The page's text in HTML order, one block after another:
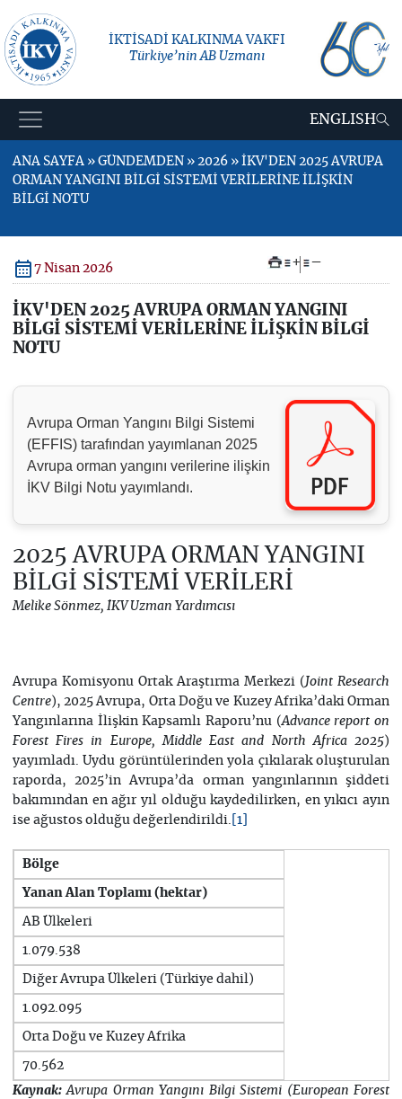
İKTİSADİ KALKINMA VAKFI
Türkiye’nin AB Uzmanı
ENGLISH
ANA SAYFA » GÜNDEMDEN » 2026 » İKV'DEN 2025 AVRUPA
ORMAN YANGINI BİLGİ SİSTEMİ VERİLERİNE İLİŞKİN
BİLGİ NOTU
7 Nisan 2026 + –
İKV'DEN 2025 AVRUPA ORMAN YANGINI
BİLGİ SİSTEMİ VERİLERİNE İLİŞKİN BİLGİ
NOTU
Avrupa Orman Yangını Bilgi Sistemi
(EFFIS) tarafından yayımlanan 2025
Avrupa orman yangını verilerine ilişkin
İKV Bilgi Notu yayımlandı.
2025 AVRUPA ORMAN YANGINI
BİLGİ SİSTEMİ VERİLERİ
Melike Sönmez, İKV Uzman Yardımcısı
Avrupa Komisyonu Ortak Araştırma Merkezi ( Joint Research
Centre), 2025 Avrupa, Orta Doğu ve Kuzey Afrika’daki Orman
Yangınlarına İlişkin Kapsamlı Raporu’nu (Advance report on
Forest Fires in Europe, Middle East and North Africa 2025)
yayımladı. Uydu görüntülerinden yola çıkılarak oluşturulan
raporda, 2025’in Avrupa’da orman yangınlarının şiddeti
bakımından en ağır yıl olduğu kaydedilirken, en yıkıcı ayın
ise ağustos olduğu değerlendirildi. [1]
Bölge
Yanan Alan Toplamı (hektar)
AB Ülkeleri
1.079.538
Diğer Avrupa Ülkeleri (Türkiye dahil)
1.092.095
Orta Doğu ve Kuzey Afrika
70.562
Kaynak:Avrupa Orman Yangını Bilgi Sistemi (European Forest